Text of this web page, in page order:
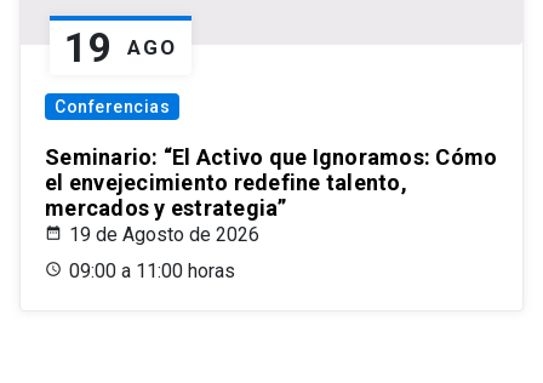
19 AGO
Conferencias
Seminario: “El Activo que Ignoramos: Cómo
el envejecimiento redefine talento,
mercados y estrategia”
19 de Agosto de 2026
09:00 a 11:00 horas